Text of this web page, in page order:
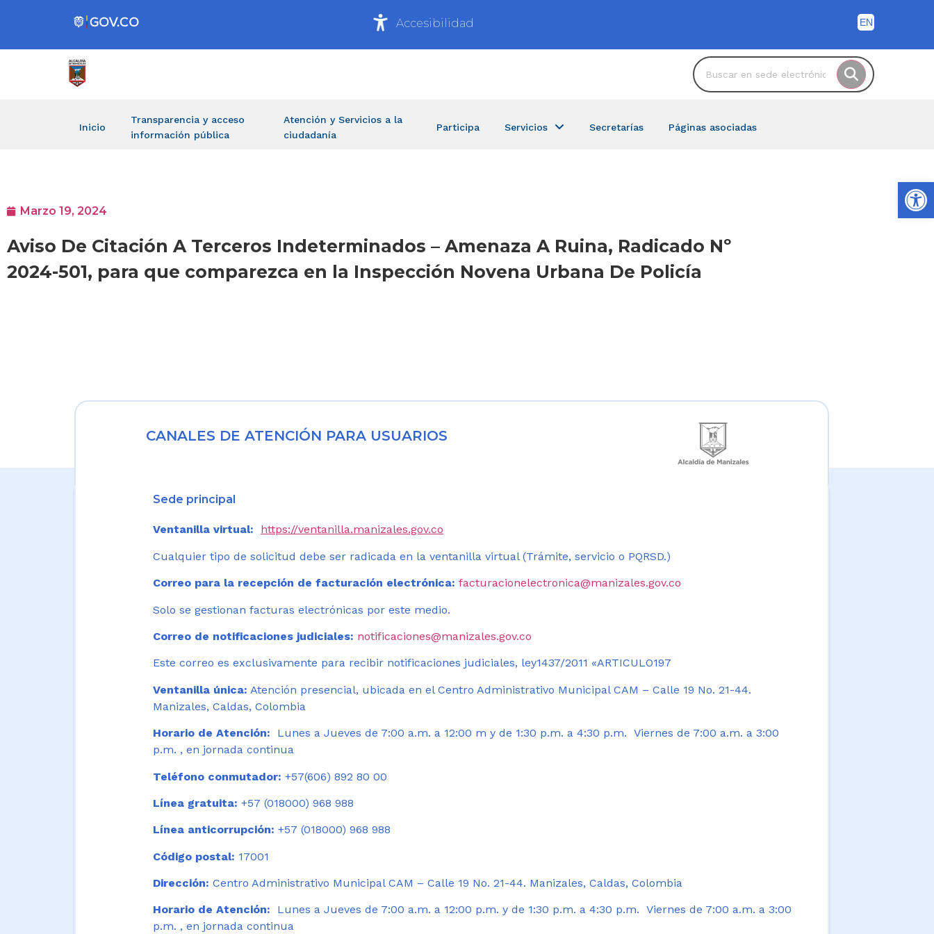
Accesibilidad
Inicio
Transparencia y acceso
información pública
Atención y Servicios a la
ciudadanía
Participa Servicios Secretarías Páginas asociadas
Marzo 19, 2024
Aviso De Citación A Terceros Indeterminados – Amenaza A Ruina, Radicado Nº
2024-501, para que comparezca en la Inspección Novena Urbana De Policía
CANALES DE ATENCIÓN PARA USUARIOS
Sede principal
Ventanilla virtual: https://ventanilla.manizales.gov.co
Cualquier tipo de solicitud debe ser radicada en la ventanilla virtual (Trámite, servicio o PQRSD.)
Correo para la recepción de facturación electrónica: facturacionelectronica@manizales.gov.co
Solo se gestionan facturas electrónicas por este medio.
Correo de notificaciones judiciales: notificaciones@manizales.gov.co
Este correo es exclusivamente para recibir notificaciones judiciales, ley1437/2011 «ARTICULO197
Ventanilla única: Atención presencial, ubicada en el Centro Administrativo Municipal CAM – Calle 19 No. 21-44.
Manizales, Caldas, Colombia
Horario de Atención:
Lunes a Jueves de 7:00 a.m. a 12:00 m y de 1:30 p.m. a 4:30 p.m. Viernes de 7:00 a.m. a 3:00
p.m. , en jornada continua
Teléfono conmutador: +57(606) 892 80 00
Línea gratuita: +57 (018000) 968 988
Línea anticorrupción: +57 (018000) 968 988
Código postal: 17001
Dirección: Centro Administrativo Municipal CAM – Calle 19 No. 21-44. Manizales, Caldas, Colombia
Horario de Atención: Lunes a Jueves de 7:00 a.m. a 12:00 p.m. y de 1:30 p.m. a 4:30 p.m. Viernes de 7:00 a.m. a 3:00
p.m. , en jornada continua